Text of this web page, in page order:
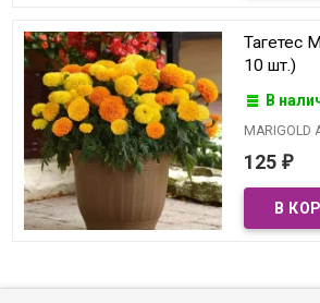
Тагетес
10 шт.)
В
MARIGOLD
125 ₽